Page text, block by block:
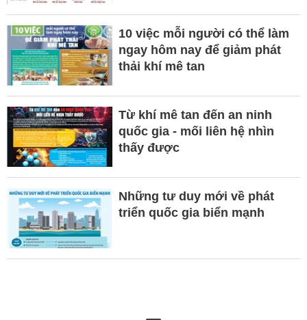
10 việc mỗi người có thể làm
ngay hôm nay để giảm phát
thải khí mê tan
Từ khí mê tan đến an ninh
quốc gia - mối liên hệ nhìn
thấy được
Những tư duy mới về phát
triển quốc gia biển mạnh